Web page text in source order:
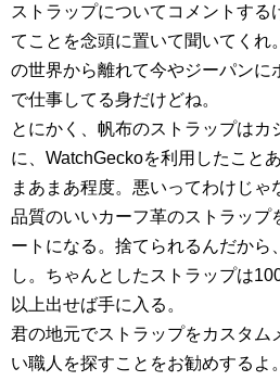
ストラップについてコメントする
てことを念頭に置いて聞いてくれ
の世界から離れて今やジーパンに
で仕事してる身だけどね。
とにかく、帆布のストラップはカ
に、WatchGeckoを利用したこと
まあまあ程度。悪いってわけじゃ
品質のいいカーフ革のストラップ
ートになる。捨てられるんだから
し。ちゃんとしたストラップは
以上出せば手に入る。
君の地元でストラップをカスタム
い職人を探すことをお勧めするよ